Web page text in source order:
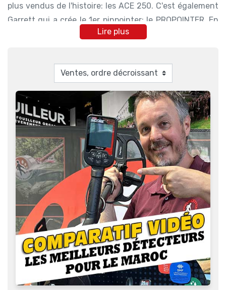
plus vendus de l'histoire: les ACE 250. C'est également
Garrett qui a crée le 1er pinpointer: le PROPOINTER. En
2022, le fabricant crée l'APEX, son premier détecteur
VORTEX, des versions étanches avec mises à jour
permettant de monter en gamme. Garrett est aussi
spécialiste des détecteurs d'or avec ses ATX qui ont
été remplacés en 2023 par l'AXIOM, un détecteur d'or
haut de gamme exceptionnel, très populaire en Afrique
Lire plus